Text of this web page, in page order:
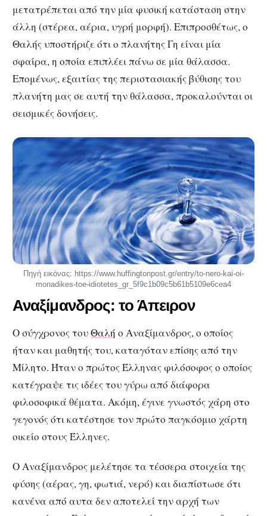
μετατρέπεται από την μία φυσική κατάσταση στην
άλλη (στέρεα, αέρια, υγρή μορφή). Επιπροσθέτως, ο
Θαλής υποστήριζε ότι ο πλανήτης Γη είναι μία
σφαίρα, η οποία επιπλέει πάνω σε μία θάλασσα.
Επομένως, εξαιτίας της περιστασιακής βύθισης του
πλανήτη μας σε αυτή την θάλασσα, προκαλούνται οι
σεισμικές δονήσεις.
Πηγή εικόνας: https://www.huffingtonpost.gr/entry/to-nero-kai-oi-
monadikes-toe-idiotetes_gr_5f9c1b09c5b61b5109e6cea4
Αναξίμανδρος: το Άπειρον
Ο σύγχρονος τουΘαλή ο Αναξίμανδρος, ο οποίος
ήταν και μαθητής του, καταγόταν επίσης από την
Μίλητο. Ήταν ο πρώτος Έλληνας φιλόσοφος ο οποίος
κατέγραψε τις ιδέες του γύρω από διάφορα
φιλοσοφικά θέματα. Ακόμη, έγινε γνωστός χάρη στο
γεγονός ότι κατέστησε τον πρώτο παγκόσμιο χάρτη
οικείο στους Έλληνες.
Ο Αναξίμανδρος μελέτησε τα τέσσερα στοιχεία της
φύσης (αέρας, γη, φωτιά, νερό) και διαπίστωσε ότι
κανένα από αυτα δεν αποτελεί την αρχή των